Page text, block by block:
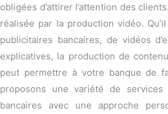
obligées d’attirer l’attention des
réalisée par la production vidéo.
publicitaires bancaires, de vidéos
explicatives, la production de
peut permettre à votre banque de
proposons une variété de
bancaires avec une approche